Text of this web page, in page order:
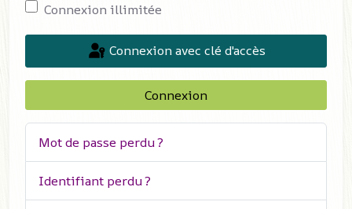
Connexion illimitée
Connexion avec clé d'accès
Connexion
Mot de passe perdu ?
Identifiant perdu ?